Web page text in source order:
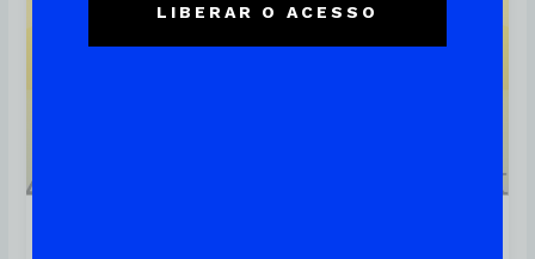
LIBERAR O ACESSO